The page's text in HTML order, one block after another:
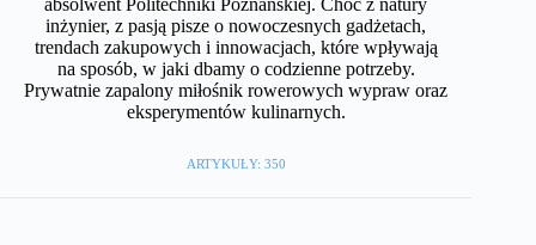
inżynier, z pasją pisze o nowoczesnych gadżetach,
trendach zakupowych i innowacjach, które wpływają
na sposób, w jaki dbamy o codzienne potrzeby.
Prywatnie zapalony miłośnik rowerowych wypraw oraz
eksperymentów kulinarnych.
ARTYKUŁY: 350